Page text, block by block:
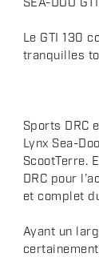
s
c
p
t
i
o
n
SEA-DOO
Le GTI 130
tranquilles
Sports DRC
Lynx Sea-
ScootTerre.
DRC pour
et complet
Ayant un